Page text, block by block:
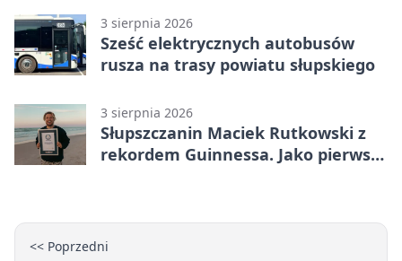
3 sierpnia 2026
Sześć elektrycznych autobusów
rusza na trasy powiatu słupskiego
3 sierpnia 2026
Słupszczanin Maciek Rutkowski z
rekordem Guinnessa. Jako pierwszy
<< Poprzedni